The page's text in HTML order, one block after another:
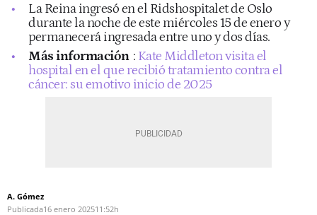
La Reina ingresó en el Ridshospitalet de Oslo
durante la noche de este miércoles 15 de enero y
permanecerá ingresada entre uno y dos días.
Más información : Kate Middleton visita el
hospital en el que recibió tratamiento contra el
cáncer: su emotivo inicio de 2025
A. Gómez
Publicada16 enero 202511:52h